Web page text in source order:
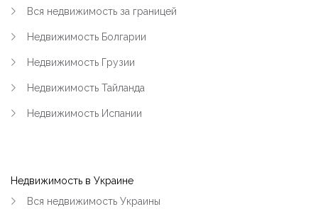
Вся недвижимость за границей
Недвижимость Болгарии
Недвижимость Грузии
Недвижимость Тайланда
Недвижимость Испании
Недвижимость в Украине
Вся недвижимость Украины